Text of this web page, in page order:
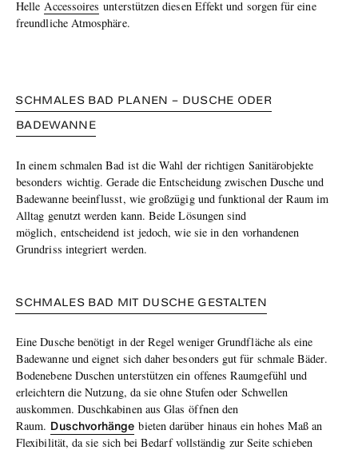
Helle Accessoires unterstützen diesen Effekt und sorgen für eine
freundliche Atmosphäre.
SCHMALES BAD PLANEN – DUSCHE ODER
BADEWANNE
In einem schmalen Bad ist die Wahl der richtigen Sanitärobjekte
besonders wichtig. Gerade die Entscheidung zwischen Dusche und
Badewanne beeinflusst, wie großzügig und funktional der Raum im
Alltag genutzt werden kann. Beide Lösungen sind
möglich, entscheidend istjedoch, wie sie in den vorhandenen
Grundriss integriert werden.
SCHMALES BAD MIT DUSCHE GESTALTEN
Eine Dusche benötigt in der Regel weniger Grundfläche als eine
Badewanne und eignet sich daher besonders gut für schmale Bäder.
Bodenebene Duschen unterstützen ein offenes Raumgefühl und
erleichtern die Nutzung, da sie ohne Stufen oder Schwellen
auskommen. Duschkabinen aus Glasöffnen den
Raum. Duschvorhänge bieten darüber hinaus ein hohes Maß an
Flexibilität, da sie sich bei Bedarf vollständig zur Seite schieben